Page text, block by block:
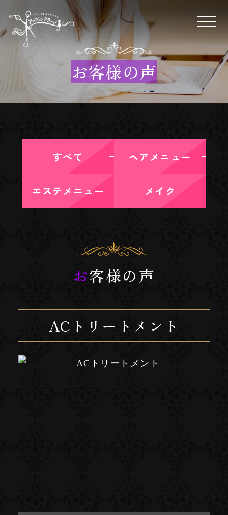
お客様の声
すべて ヘアメニュー
エステメニュー メイク
お客様の声
ACトリートメント